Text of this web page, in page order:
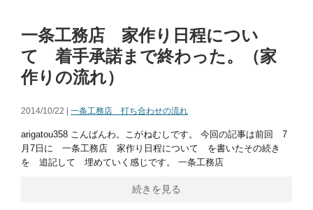
一条工務店 家作り日程につい
て 着手承諾まで終わった。（家
作りの流れ）
2014/10/22 | 一条工務店 打ち合わせの流れ
arigatou358 こんばんわ。こがねむしです。 今回の記事は前回 7
月7日に 一条工務店 家作り日程について を書いたその続き
を 追記して 埋めていく感じです。 一条工務店
続きを見る